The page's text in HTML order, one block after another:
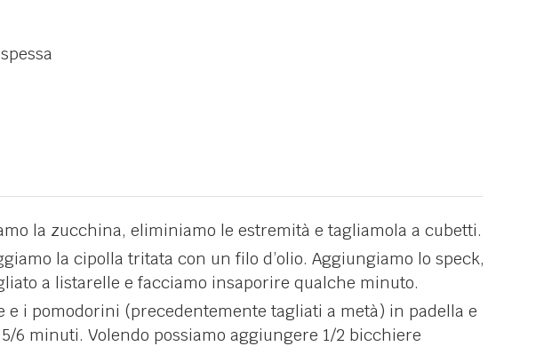
la zucchina, eliminiamo le estremità e tagliamola a cubetti.
la cipolla tritata con un filo d’olio. Aggiungiamo lo speck,
a listarelle e facciamo insaporire qualche minuto.
e i pomodorini (precedentemente tagliati a metà) in padella e
6 minuti. Volendo possiamo aggiungere 1/2 bicchiere